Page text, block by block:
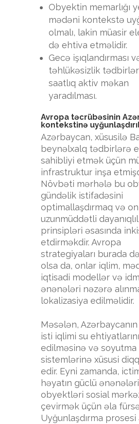
Obyektin memarlığı
mədəni kontekstə
olmalı, lakin müasir
də ehtiva etməlidir.
Gecə işıqlandırması
təhlükəsizlik
saatlıq aktiv məkan
yaradılması.
Avropa təcrübəsinin
kontekstinə
Azərbaycan, xüsusilə
beynəlxalq tədbirlərə
sahibliyi etmək üçün
infrastruktur inşa
Növbəti mərhələ bu
gündəlik istifadəsini
optimallaşdırmaq və
uzunmüddətli
prinsipləri əsasında
etdirməkdir. Avropa
strategiyaları burada
olsa da, onlar iqlim,
iqtisadi modellər və
ənənələri nəzərə
lokalizasiya edilməlidir.
Məsələn,
isti iqlimi su
edilməsinə və soyutma
sistemlərinə xüsusi
edir. Eyni zamanda,
həyatın güclü ənənələri
obyektləri sosial
çevirmək üçün əla
Uyğunlaşdırma prosesi